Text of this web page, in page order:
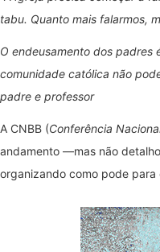
tabu. Quanto mais falarmos,
O endeusamento dos padres
comunidade católica não
padre e professor
A CNBB (Conferência
andamento —mas não
organizando como pode